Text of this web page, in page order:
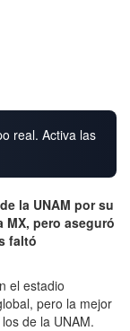
real. Activa las
la UNAM por su
MX, pero aseguró
faltó
el estadio
pero la mejor
de la UNAM.